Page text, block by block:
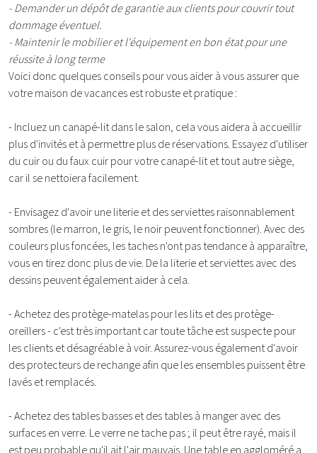
- Demander un dépôt de garantie aux clients pour couvrir tout
dommage éventuel.
- Maintenir le mobilier et l'équipement en bon état pour une
réussite à long terme
Voici donc quelques conseils pour vous aider à vous assurer que
votre maison de vacances est robuste et pratique :
- Incluez un canapé-lit dans le salon, cela vous aidera à accueillir
plus d'invités et à permettre plus de réservations. Essayez d'utiliser
du cuir ou du faux cuir pour votre canapé-lit et tout autre siège,
car il se nettoiera facilement.
- Envisagez d'avoir une literie et des serviettes raisonnablement
sombres (le marron, le gris, le noir peuvent fonctionner). Avec des
couleurs plus foncées, les taches n'ont pas tendance à apparaître,
vous en tirez donc plus de vie. De la literie et serviettes avec des
dessins peuvent également aider à cela.
- Achetez des protège-matelas pour les lits et des protège-
oreillers - c'est très important car toute tâche est suspecte pour
les clients et désagréable à voir. Assurez-vous également d'avoir
des protecteurs de rechange afin que les ensembles puissent être
lavés et remplacés.
- Achetez des tables basses et des tables à manger avec des
surfaces en verre. Le verre ne tache pas ; il peut être rayé, mais il
est peu probable qu'il ait l'air mauvais. Une table en aggloméré a